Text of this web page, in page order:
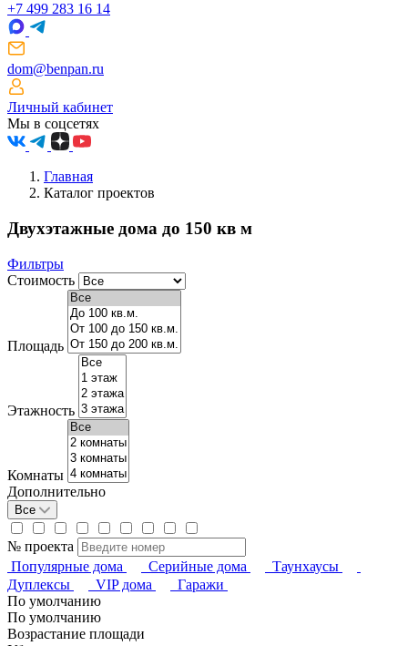
+7 499 283 16 14
dom@benpan.ru
Личный кабинет
Мы в соцсетях
Главная
Каталог проектов
Двухэтажные дома до 150 кв м
Фильтры
Стоимость
Площадь
Этажность
Комнаты
Дополнительно
Все
№ проекта
Популярные дома
Серийные дома
Таунхаусы
Дуплексы
VIP дома
Гаражи
По умолчанию
По умолчанию
Возрастание площади